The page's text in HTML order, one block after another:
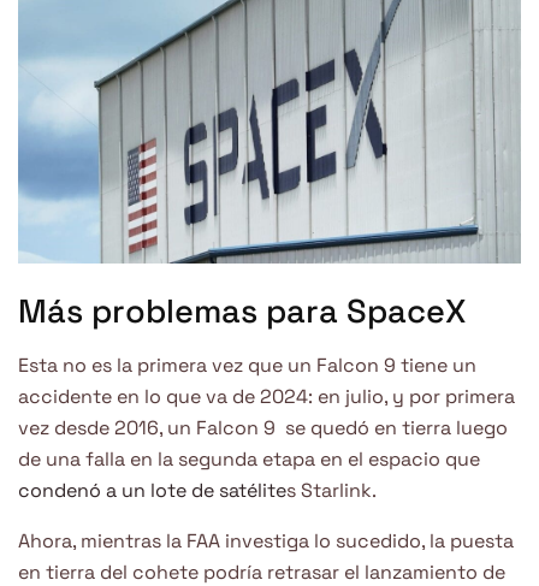
Más problemas para SpaceX
Esta no es la primera vez que un Falcon 9 tiene un
accidente en lo que va de 2024: en julio, y por primera
vez desde 2016, un Falcon 9 se quedó en tierra luego
de una falla en la segunda etapa en el espacio que
condenó a un lote de satélites Starlink.
Ahora, mientras la FAA investiga lo sucedido, la puesta
en tierra del cohete podría retrasar el lanzamiento de